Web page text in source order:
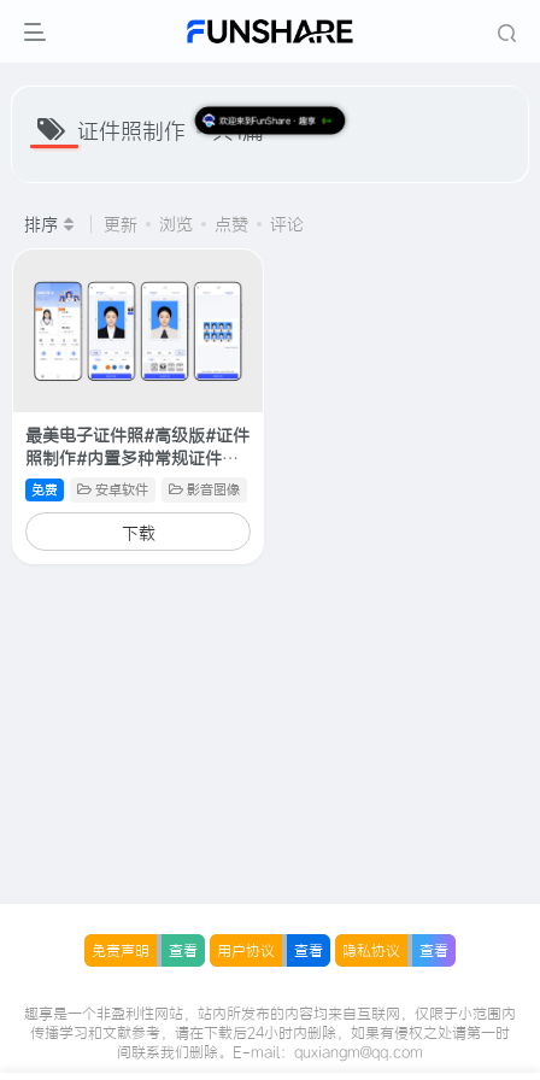
欢迎来到FunShare·趣享
证件照制作 共1篇
排序 更新 浏览 点赞 评论
最美电子证件照#高级版#证件
照制作#内置多种常规证件照
尺寸#A444
免费 安卓软件 影音图像
下载
免责声明 查看 用户协议 查看 隐私协议 查看
趣享是一个非盈利性网站，站内所发布的内容均来自互联网，仅限于小范围内
传播学习和文献参考，请在下载后24小时内删除，如果有侵权之处请第一时
间联系我们删除。E-mail：quxiangm@qq.com